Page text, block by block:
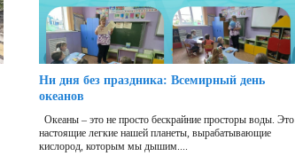
Ни дня без праздника: Всемирный день
океанов
Океаны – это не просто бескрайние просторы воды. Это
настоящие легкие нашей планеты, вырабатывающие
кислород, которым мы дышим....